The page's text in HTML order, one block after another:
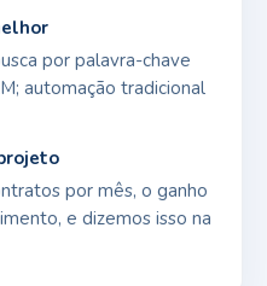
por palavra-chave
automação tradicional
por mês, o ganho
e dizemos isso na